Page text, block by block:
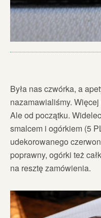
Była nas czwórka, a
nazamawialiśmy.
Ale od początku.
smalcem i ogórkiem (5
udekorowanego
poprawny, ogórki też
na resztę zamówienia.